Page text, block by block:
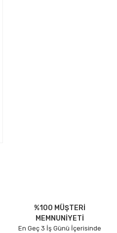
%100 MÜŞTERİ
MEMNUNİYETİ
En Geç 3 İş Günü İçerisinde